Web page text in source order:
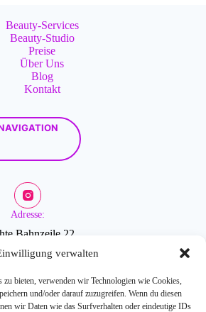
verwalten
bieten, verwenden wir Technologien wie Cookies,
und/oder darauf zuzugreifen. Wenn du diesen
wir Daten wie das Surfverhalten oder eindeutige IDs
Beauty-Services
Beauty-Studio
Preise
Über Uns
Blog
Kontakt
Adresse:
Bahnzeile 22